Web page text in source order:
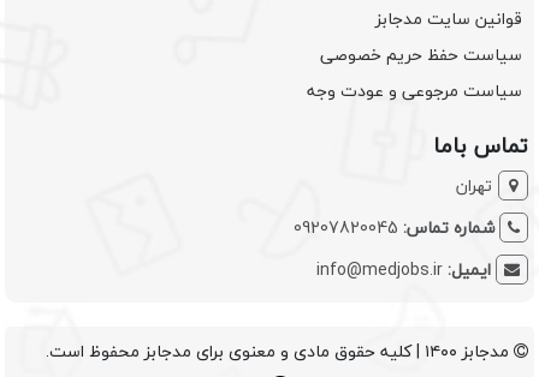
قوانین سایت مدجابز
سیاست حفظ حریم خصوصی
سیاست مرجوعی و عودت وجه
تماس باما
تهران
شماره تماس: 09207820045
ایمیل:info@medjobs.ir
مدجابز ۱۴۰۰ | کلیه حقوق مادی و معنوی برای مدجابز محفوظ است.